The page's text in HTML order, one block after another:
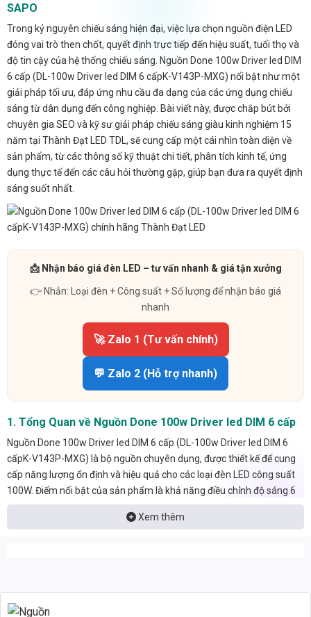
SAPO
Trong kỷ nguyên chiếu sáng hiện đại, việc lựa chọn nguồn điện LED
đóng vai trò then chốt, quyết định trực tiếp đến hiệu suất, tuổi thọ và
độ tin cậy của hệ thống chiếu sáng. Nguồn Done 100w Driver led DIM
6 cấp (DL-100w Driver led DIM 6 cấpK-V143P-MXG) nổi bật như một
giải pháp tối ưu, đáp ứng nhu cầu đa dạng của các ứng dụng chiếu
sáng từ dân dụng đến công nghiệp. Bài viết này, được chắp bút bởi
chuyên gia SEO và kỹ sư giải pháp chiếu sáng giàu kinh nghiệm 15
năm tại Thành Đạt LED TDL, sẽ cung cấp một cái nhìn toàn diện về
sản phẩm, từ các thông số kỹ thuật chi tiết, phân tích kinh tế, ứng
dụng thực tế đến các câu hỏi thường gặp, giúp bạn đưa ra quyết định
sáng suốt nhất.
📩 Nhận báo giá đèn LED – tư vấn nhanh & giá tận xưởng
👉 Nhắn: Loại đèn + Công suất + Số lượng để nhận báo giá
nhanh
🚀 Zalo 1 (Tư vấn chính)
💬 Zalo 2 (Hỗ trợ nhanh)
1. Tổng Quan về Nguồn Done 100w Driver led DIM 6 cấp
Nguồn Done 100w Driver led DIM 6 cấp (DL-100w Driver led DIM 6
cấpK-V143P-MXG) là bộ nguồn chuyên dụng, được thiết kế để cung
cấp năng lượng ổn định và hiệu quả cho các loại đèn LED công suất
100W. Điểm nổi bật của sản phẩm là khả năng điều chỉnh độ sáng 6
cấp, giúp tối ưu hóa việc sử dụng năng lượng và tạo ra các hiệu ứng
Điện áp đầu vào: 220V AC
Điện áp đầu ra: 24-48V DC (tùy chọn)
Xem thêm